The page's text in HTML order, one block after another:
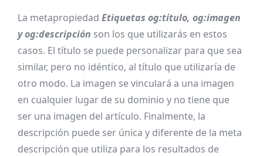
La metapropiedad Etiquetas og:título, og:imagen
y og:descripción son los que utilizarás en estos
casos. El título se puede personalizar para que sea
similar, pero no idéntico, al título que utilizaría de
otro modo. La imagen se vinculará a una imagen
en cualquier lugar de su dominio y no tiene que
ser una imagen del artículo. Finalmente, la
descripción puede ser única y diferente de la meta
descripción que utiliza para los resultados de